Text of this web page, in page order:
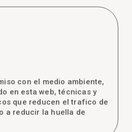
con el medio ambiente,
en esta web, técnicas y
que reducen el trafico de
a reducir la huella de